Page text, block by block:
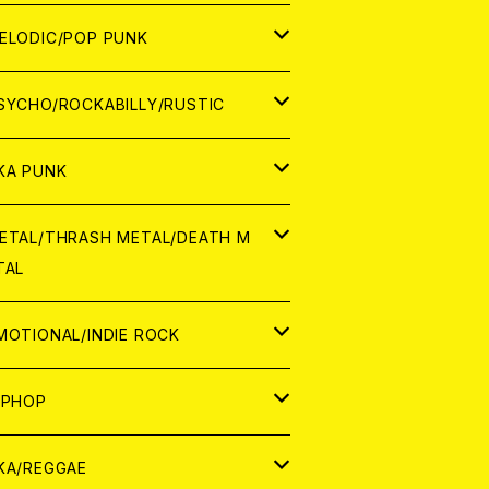
ログ
ログ
POP PUNK
ROCKABILLY/RUSTIC
PUNK
THRASH METAL/DEATH M
INDIE ROCK
REGGAE